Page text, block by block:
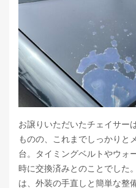
お譲りいただいたチェイサー
ものの、これまでしっかりと
台。タイミングベルトやウォ
時に交換済みとのことでした
は、外装の手直しと簡単な整